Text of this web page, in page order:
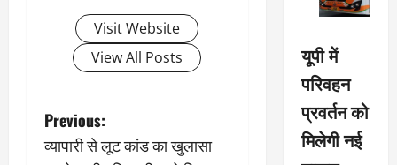
Visit Website
View All Posts
P
Previous:
व्यापारी से लूट कांड का खुलासा
यूपी में
परिवहन
प्रवर्तन को
मिलेगी नई